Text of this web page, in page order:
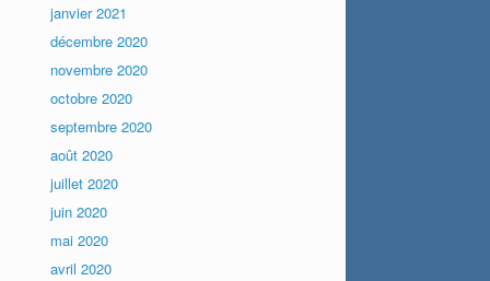
janvier 2021
décembre 2020
novembre 2020
octobre 2020
septembre 2020
août 2020
juillet 2020
juin 2020
mai 2020
avril 2020